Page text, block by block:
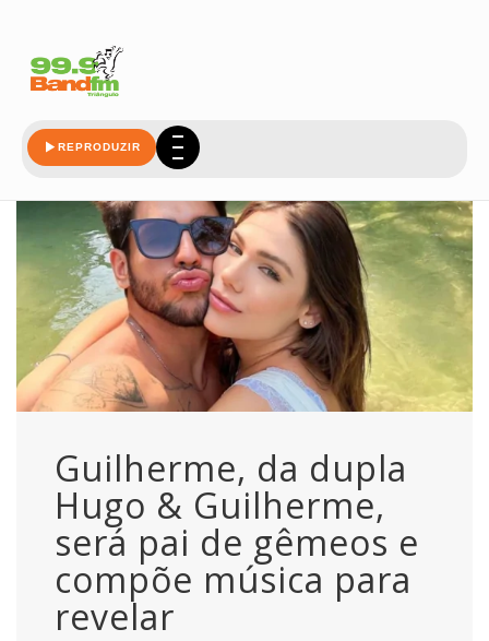
REPRODUZIR
Guilherme, da dupla
Hugo & Guilherme,
será pai de gêmeos e
compõe música para
revelar